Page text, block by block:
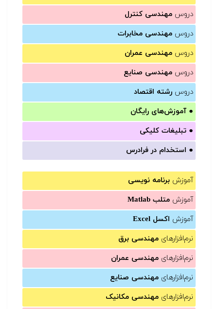
دروس مهندسی کنترل
دروس مهندسی مخابرات
دروس مهندسی عمران
دروس مهندسی صنایع
دروس رشته اقتصاد
● آموزش‌های رایگان
● تبلیغات کلیکی
● استخدام در فرادرس
آموزش برنامه نویسی
آموزش متلب Matlab
آموزش اکسل Excel
نرم‌افزارهای مهندسی برق
نرم‌افزارهای مهندسی عمران
نرم‌افزارهای مهندسی صنایع
نرم‌افزارهای مهندسی مکانیک